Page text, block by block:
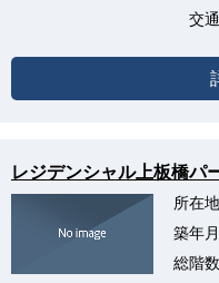
交通
レジデンシャル上板橋パ
所在地
築年月
総階数